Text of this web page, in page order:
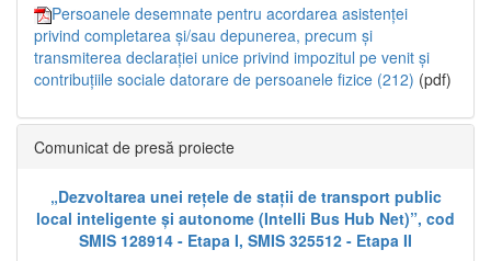
Persoanele desemnate pentru acordarea asistenței
privind completarea și/sau depunerea, precum și
transmiterea declarației unice privind impozitul pe venit și
contribuțiile sociale datorare de persoanele fizice (212) (pdf)
Comunicat de presă proiecte
„Dezvoltarea unei rețele de stații de transport public
local inteligente și autonome (Intelli Bus Hub Net)”, cod
SMIS 128914 - Etapa I, SMIS 325512 - Etapa II